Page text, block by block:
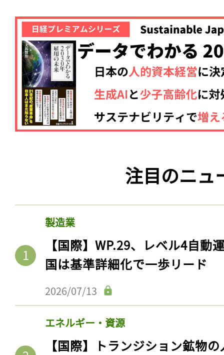
注目のニュ
製造業
【国際】WP.29、レベル4自動
国は基準詳細化で一歩リード
2026/07/13
エネルギー・資源
【国際】トランジション鉱物